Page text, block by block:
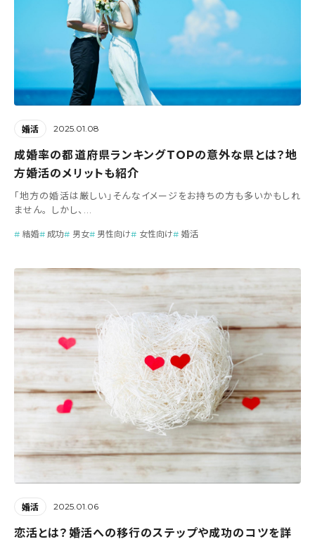
婚活 2025.01.08
成婚率の都道府県ランキングTOPの意外な県とは？地
方婚活のメリットも紹介
「地方の婚活は厳しい」そんなイメージをお持ちの方も多いかもしれ
ません。 しかし、...
結婚 成功 男女 男性向け 女性向け 婚活
婚活 2025.01.06
恋活とは？婚活への移行のステップや成功のコツを詳